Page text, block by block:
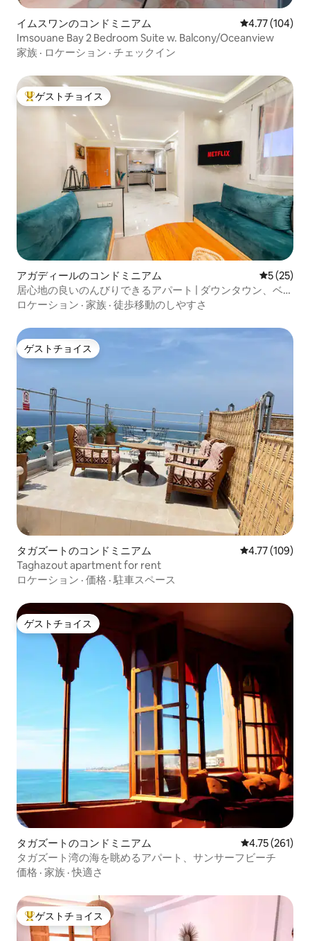
イムスワンのコンドミニアム レビュー104
4.77 (104)
Imsouane Bay 2 Bedroom Suite w. Balcony/Oceanview
家族 · ロケーション · チェックイン
大好評のゲストチョイスです。
ゲストチョイス
アガディールのコンドミニアム レビュー
5 (25)
居心地の良いのんびりできるアパート | ダウンタウン、ベッ
ド3台、Wi-Fi、テラス
ロケーション · 家族 · 徒歩移動のしやすさ
ゲストチョイス
ゲストチョイス
タガズートのコンドミニアム レビュー109
4.77 (109)
Taghazout apartment for rent
ロケーション · 価格 · 駐車スペース
ゲストチョイス
ゲストチョイス
タガズートのコンドミニアム レビュー261
4.75 (261)
タガズート湾の海を眺めるアパート、サンサーフビーチ
価格 · 家族 ·快適さ
大好評のゲストチョイスです。
ゲストチョイス